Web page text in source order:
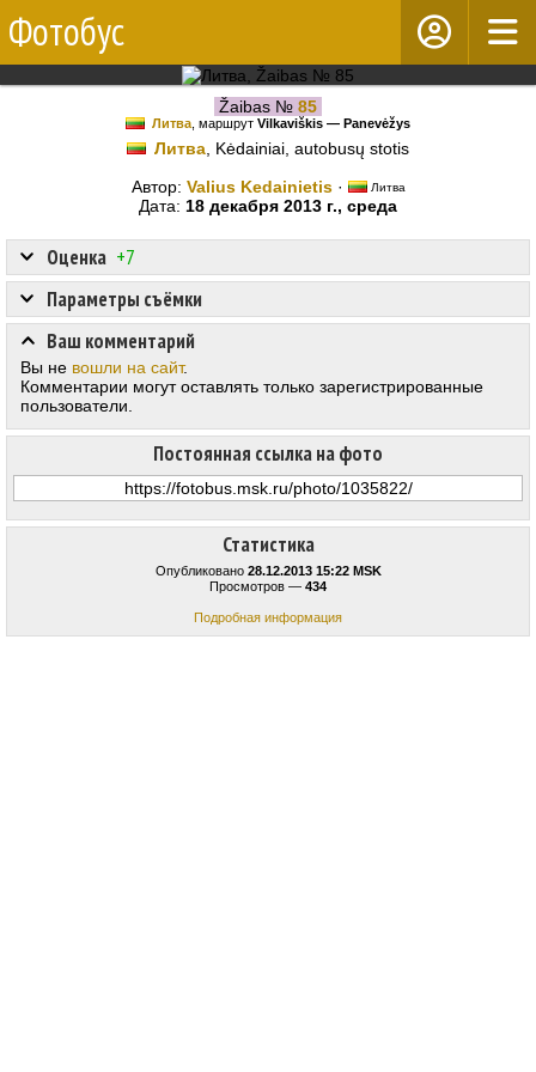
Фотобус
Žaibas № 85
Литва , маршрут Vilkaviškis — Panevėžys
Литва , Kėdainiai, autobusų stotis
Автор: Valius Kedainietis· Литва
Дата: 18 декабря 2013 г., среда
Статистика
Опубликовано 28.12.2013 15:22 MSK
Просмотров — 434
Подробная информация
Оценка +7
Постоянная ссылка на фото
Параметры съёмки
Ваш комментарий
Вы не вошли на сайт.
Комментарии могут оставлять только зарегистрированные
пользователи.